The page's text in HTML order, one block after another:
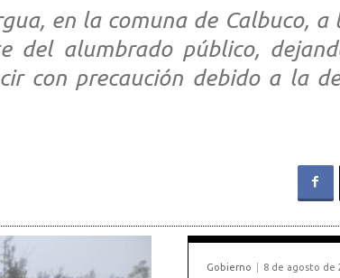
en la comuna de Calbuco,
del alumbrado público,
con precaución debido a la
Gobierno 8 de agosto de